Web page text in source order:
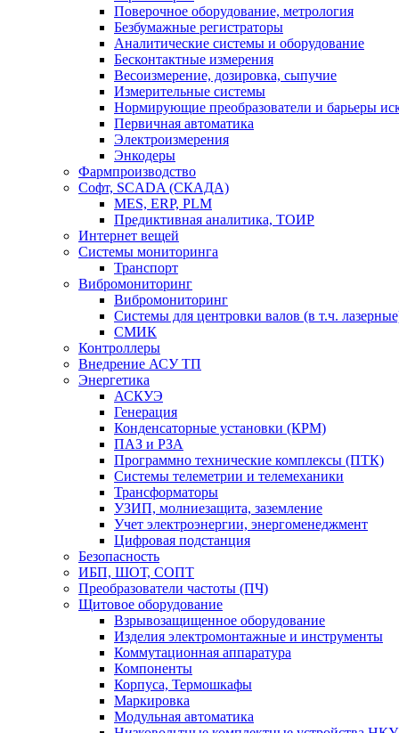
Поверочное оборудование, метрология
Безбумажные регистраторы
Аналитические системы и оборудование
Бесконтактные измерения
Весоизмерение, дозировка, сыпучие
Измерительные системы
Нормирующие преобразователи и барьеры
Первичная автоматика
Электроизмерения
Энкодеры
Фармпроизводство
Софт, SCADA (СКАДА)
MES, ERP, PLM
Предиктивная аналитика, ТОИР
Интернет вещей
Системы мониторинга
Транспорт
Вибромониторинг
Вибромониторинг
Системы для центровки валов (в т.ч.
СМИК
Контроллеры
Внедрение АСУ ТП
Энергетика
АСКУЭ
Генерация
Конденсаторные установки (КРМ)
ПАЗ и РЗА
Программно технические комплексы (ПТК)
Системы телеметрии и телемеханики
Трансформаторы
УЗИП, молниезащита, заземление
Учет электроэнергии, энергоменеджмент
Цифровая подстанция
Безопасность
ИБП, ШОТ, СОПТ
Преобразователи частоты (ПЧ)
Щитовое оборудование
Взрывозащищенное оборудование
Изделия электромонтажные и инструменты
Коммутационная аппаратура
Компоненты
Корпуса, Термошкафы
Маркировка
Модульная автоматика